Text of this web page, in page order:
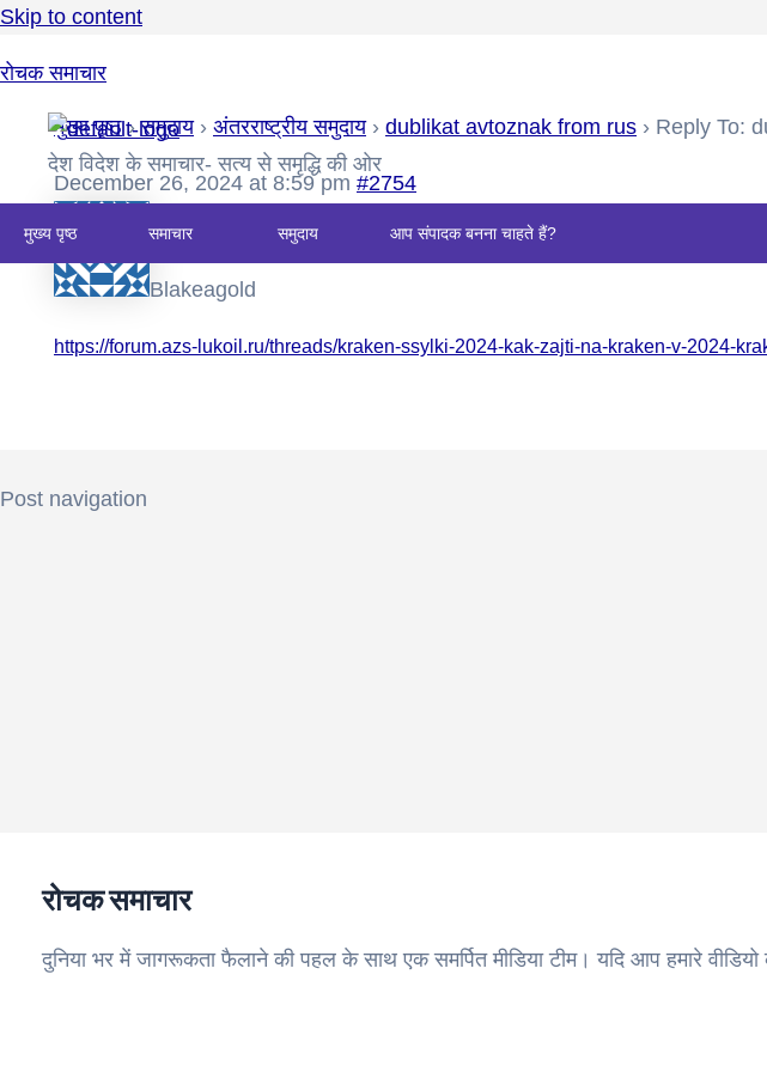
Skip to content
रोचक समाचार
देश विदेश के समाचार- सत्य से समृद्धि की ओर
मुख्य पृष्ठ समाचार समुदाय आप संपादक बनना चाहते हैं?
मुख्य पृष्ठ › समुदाय › अंतरराष्ट्रीय समुदाय › dublikat avtoznak from rus › Reply To:
December 26, 2024 at 8:59 pm #2754
Blakeagold
https://forum.azs-lukoil.ru/threads/kraken-ssylki-2024-kak-zajti-na-kraken-v-2024-
Post navigation
रोचक समाचार
दुनिया भर में जागरूकता फैलाने की पहल के साथ एक समर्पित मीडिया टीम। यदि आप हमारे